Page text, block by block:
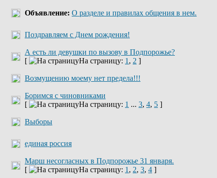
Объявление: О разделе и правилах общения в нем.
Поздравляем с Днем рождения!
А есть ли девушки по вызову в Подпорожье?
[
На страницу: 1 , 2 ]
Возмущению моему нет предела!!!
Боримся с чиновниками
[
На страницу: 1 ... 3, 4, 5 ]
Выборы
единая россия
Марш несогласных в Подпорожье 31 января.
[
На страницу: 1 , 2, 3, 4 ]